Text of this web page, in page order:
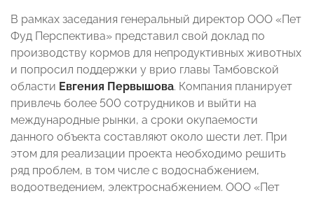
В рамках заседания генеральный директор ООО «Пет
Фуд Перспектива» представил свой доклад по
производству кормов для непродуктивных животных
и попросил поддержки у врио главы Тамбовской
области Евгения Первышова. Компания планирует
привлечь более 500 сотрудников и выйти на
международные рынки, а сроки окупаемости
данного объекта составляют около шести лет. При
этом для реализации проекта необходимо решить
ряд проблем, в том числе с водоснабжением,
водоотведением, электроснабжением. ООО «Пет